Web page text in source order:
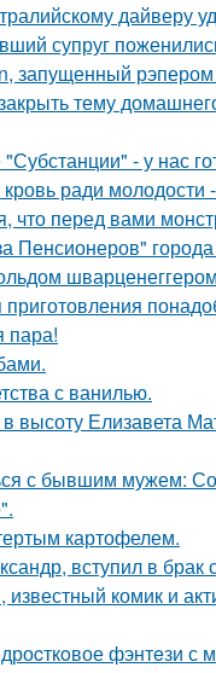
дайверу
супруг
запущенный
тему
- у нас
ради молодости
что перед вами
Пенсионеров"
пара!
с ванилью.
высоту Елизавета
с бывшим мужем:
картофелем.
вступил в
известный комик и
фэнтeзи с